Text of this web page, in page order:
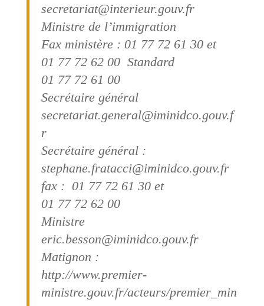
secretariat@interieur.gouv.fr
Ministre de l’immigration
Fax ministère : 01 77 72 61 30 et
01 77 72 62 00 Standard
01 77 72 61 00
Secrétaire général
secretariat.general@iminidco.gouv.f
r
Secrétaire général :
stephane.fratacci@iminidco.gouv.fr
fax : 01 77 72 61 30 et
01 77 72 62 00
Ministre
eric.besson@iminidco.gouv.fr
Matignon :
http://www.premier-
ministre.gouv.fr/acteurs/premier_min